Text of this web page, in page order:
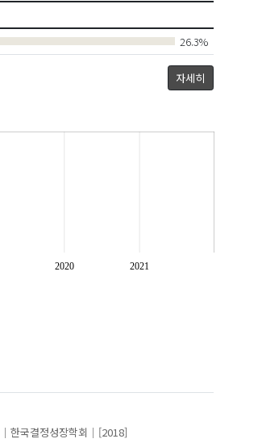
26.3%
자세히
2020 2021
한국결정성장학회 [2018]